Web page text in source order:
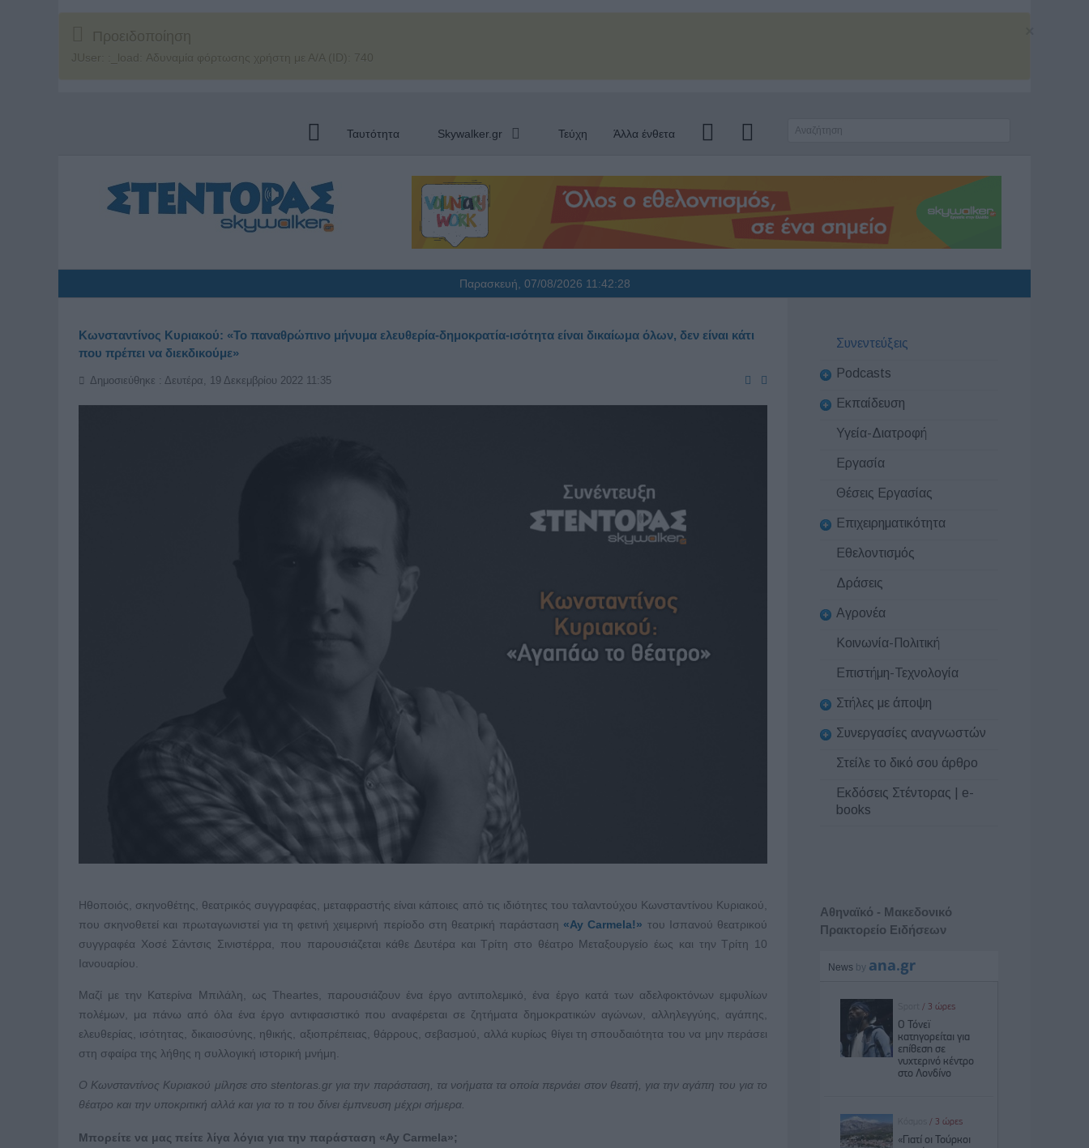
Προειδοποίηση
JUser: :_load: Αδυναμία φόρτωσης χρήστη με Α/Α (ID): 740
Ταυτότητα Skywalker.gr Τεύχη Άλλα ένθετα
Παρασκευή, 07/08/2026 11:42:29
Κωνσταντίνος Κυριακού: «Το παναθρώπινο μήνυμα ελευθερία-δημοκρατία-ισότητα είναι δικαίωμα όλων, δεν είναι κάτι
που πρέπει να διεκδικούμε»
Δημοσιεύθηκε : Δευτέρα, 19 Δεκεμβρίου 2022 11:35
Hθοποιός, σκηνοθέτης, θεατρικός συγγραφέας, μεταφραστής είναι κάποιες από τις ιδιότητες του ταλαντούχου Κωνσταντίνου Κυριακού,
που σκηνοθετεί και πρωταγωνιστεί για τη φετινή χειμερινή περίοδο στη θεατρική παράσταση «Ay Carmela!» του Ισπανού θεατρικού
συγγραφέα Χοσέ Σάντσις Σινιστέρρα, που παρουσιάζεται κάθε Δευτέρα και Τρίτη στο θέατρο Μεταξουργείο έως και την Τρίτη 10
Ιανουαρίου.
Μαζί με την Κατερίνα Μπιλάλη, ως Theartes, παρουσιάζουν ένα έργο αντιπολεμικό, ένα έργο κατά των αδελφοκτόνων εμφυλίων
πολέμων, μα πάνω από όλα ένα έργο αντιφασιστικό που αναφέρεται σε ζητήματα δημοκρατικών αγώνων, αλληλεγγύης, αγάπης,
ελευθερίας, ισότητας, δικαιοσύνης, ηθικής, αξιοπρέπειας, θάρρους, σεβασμού, αλλά κυρίως θίγει τη σπουδαιότητα του να μην περάσει
στη σφαίρα της λήθης η συλλογική ιστορική μνήμη.
Ο Κωνσταντίνος Κυριακού μίλησε στο stentoras.grγια την παράσταση, τα νοήματα τα οποία περνάει στον θεατή, για την αγάπη του για το
θέατρο και την υποκριτική αλλά και για το τι του δίνει έμπνευση μέχρι σήμερα.
Μπορείτε να μας πείτε λίγα λόγια για την παράσταση «Ay Carmela»;
Συνεντεύξεις
Podcasts
Εκπαίδευση
Υγεία-Διατροφή
Εργασία
Θέσεις Εργασίας
Επιχειρηματικότητα
Εθελοντισμός
Δράσεις
Αγρονέα
Κοινωνία-Πολιτική
Επιστήμη-Τεχνολογία
Στήλες με άποψη
Συνεργασίες αναγνωστών
Στείλε το δικό σου άρθρο
Εκδόσεις Στέντορας | e-
books
Αθηναϊκό - Μακεδονικό
Πρακτορείο Ειδήσεων